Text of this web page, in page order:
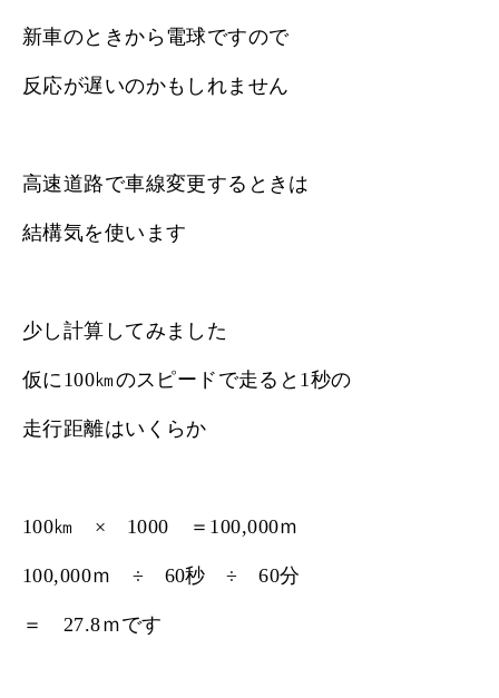
新車のときから電球ですので
反応が遅いのかもしれません
高速道路で車線変更するときは
結構気を使います
少し計算してみました
仮に100㎞のスピードで走ると1秒の
走行距離はいくらか
100㎞ × 1000 ＝100,000ｍ
100,000ｍ ÷ 60秒 ÷ 60分
＝ 27.8ｍです